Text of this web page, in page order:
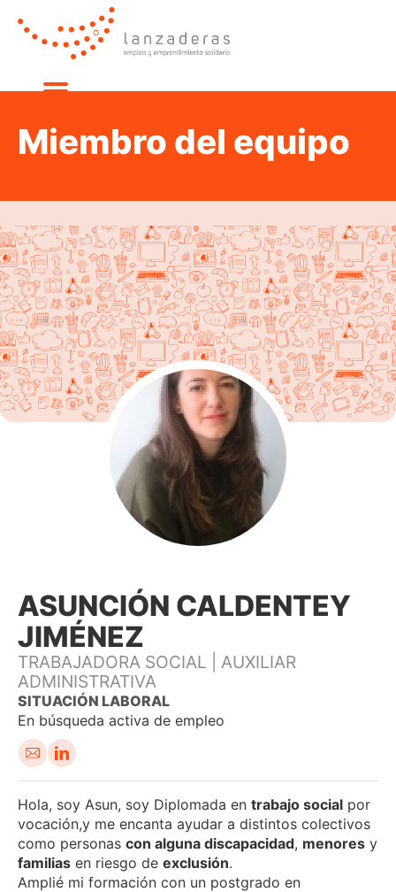
Miembro del equipo
ASUNCIÓN CALDENTEY
JIMÉNEZ
TRABAJADORA SOCIAL | AUXILIAR
ADMINISTRATIVA
En búsqueda activa de empleo
Em
ail
Hola, soy Asun, soy Diplomada en trabajo social por
vocación,y me encanta ayudar a distintos colectivos
como personas con alguna discapacidad, menores y
familias en riesgo de exclusión.
Amplié mi formación con un postgrado en